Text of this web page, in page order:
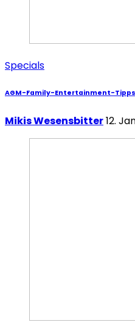
Specials
AGM-Family-Entertainment-
Mikis Wesensbitter12.